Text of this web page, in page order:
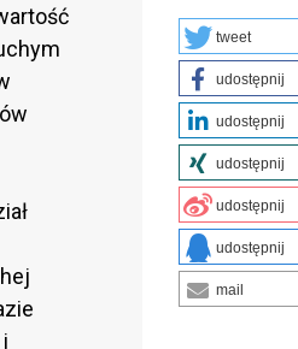
tweet
udostępnij
udostępnij
udostępnij
udostępnij
udostępnij
mail